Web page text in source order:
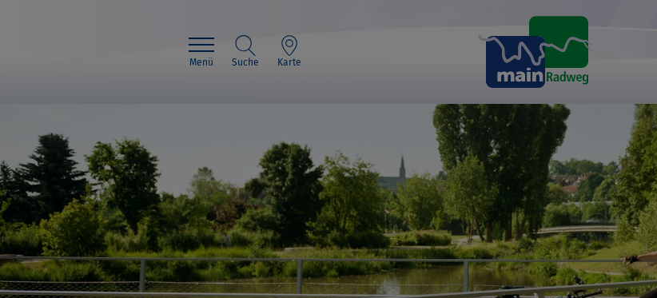
Menü Suche Karte